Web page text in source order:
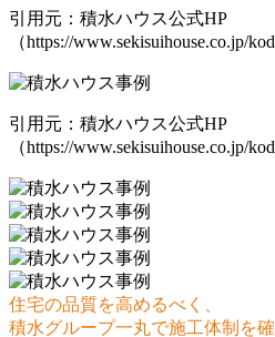
引用元：積水ハウス公式HP
（https://www.sekisuihouse.co.jp/
引用元：積水ハウス公式HP
（https://www.sekisuihouse.co.jp/
住宅の品質を高めるべく、
積水グループ一丸で施工体制を